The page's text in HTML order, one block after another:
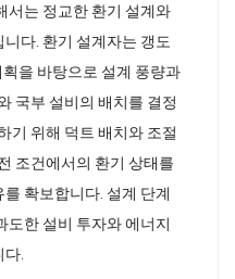
서는 정교한 환기 설계와
다. 환기 설계자는 갱도
을 바탕으로 설계 풍량과
국부 설비의 배치를 결정
기 위해 덕트 배치와 조절
조건에서의 환기 상태를
확보합니다. 설계 단계
도한 설비 투자와 에너지
.